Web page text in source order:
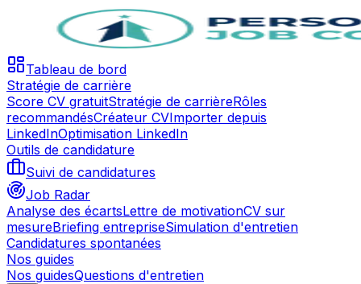
Tableau de bord
Stratégie de carrière
Score CV gratuitStratégie de carrièreRôles
recommandésCréateur CVImporter depuis
LinkedInOptimisation LinkedIn
Outils de candidature
Suivi de candidatures
Job Radar
Analyse des écartsLettre de motivationCV sur
mesureBriefing entrepriseSimulation d'entretien
Candidatures spontanées
Nos guides
Nos guidesQuestions d'entretien